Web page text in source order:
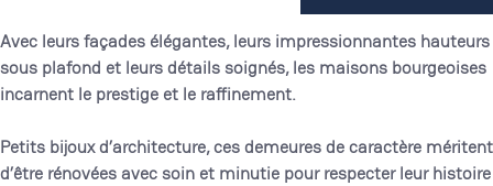
Avec leurs façades élégantes, leurs impressionnantes hauteurs
sous plafond et leurs détails soignés, les maisons bourgeoises
incarnent le prestige et le raffinement.
Petits bijoux d’architecture, ces demeures de caractère méritent
d’être rénovées avec soin et minutie pour respecter leur histoire